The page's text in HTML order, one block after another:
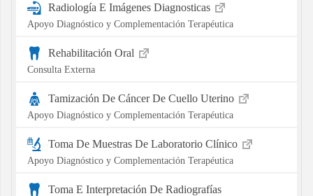
Radiología E Imágenes Diagnosticas
Apoyo Diagnóstico y Complementación Terapéutica
Rehabilitación Oral
Consulta Externa
Tamización De Cáncer De Cuello Uterino
Apoyo Diagnóstico y Complementación Terapéutica
Toma De Muestras De Laboratorio Clínico
Apoyo Diagnóstico y Complementación Terapéutica
Toma E Interpretación De Radiografías